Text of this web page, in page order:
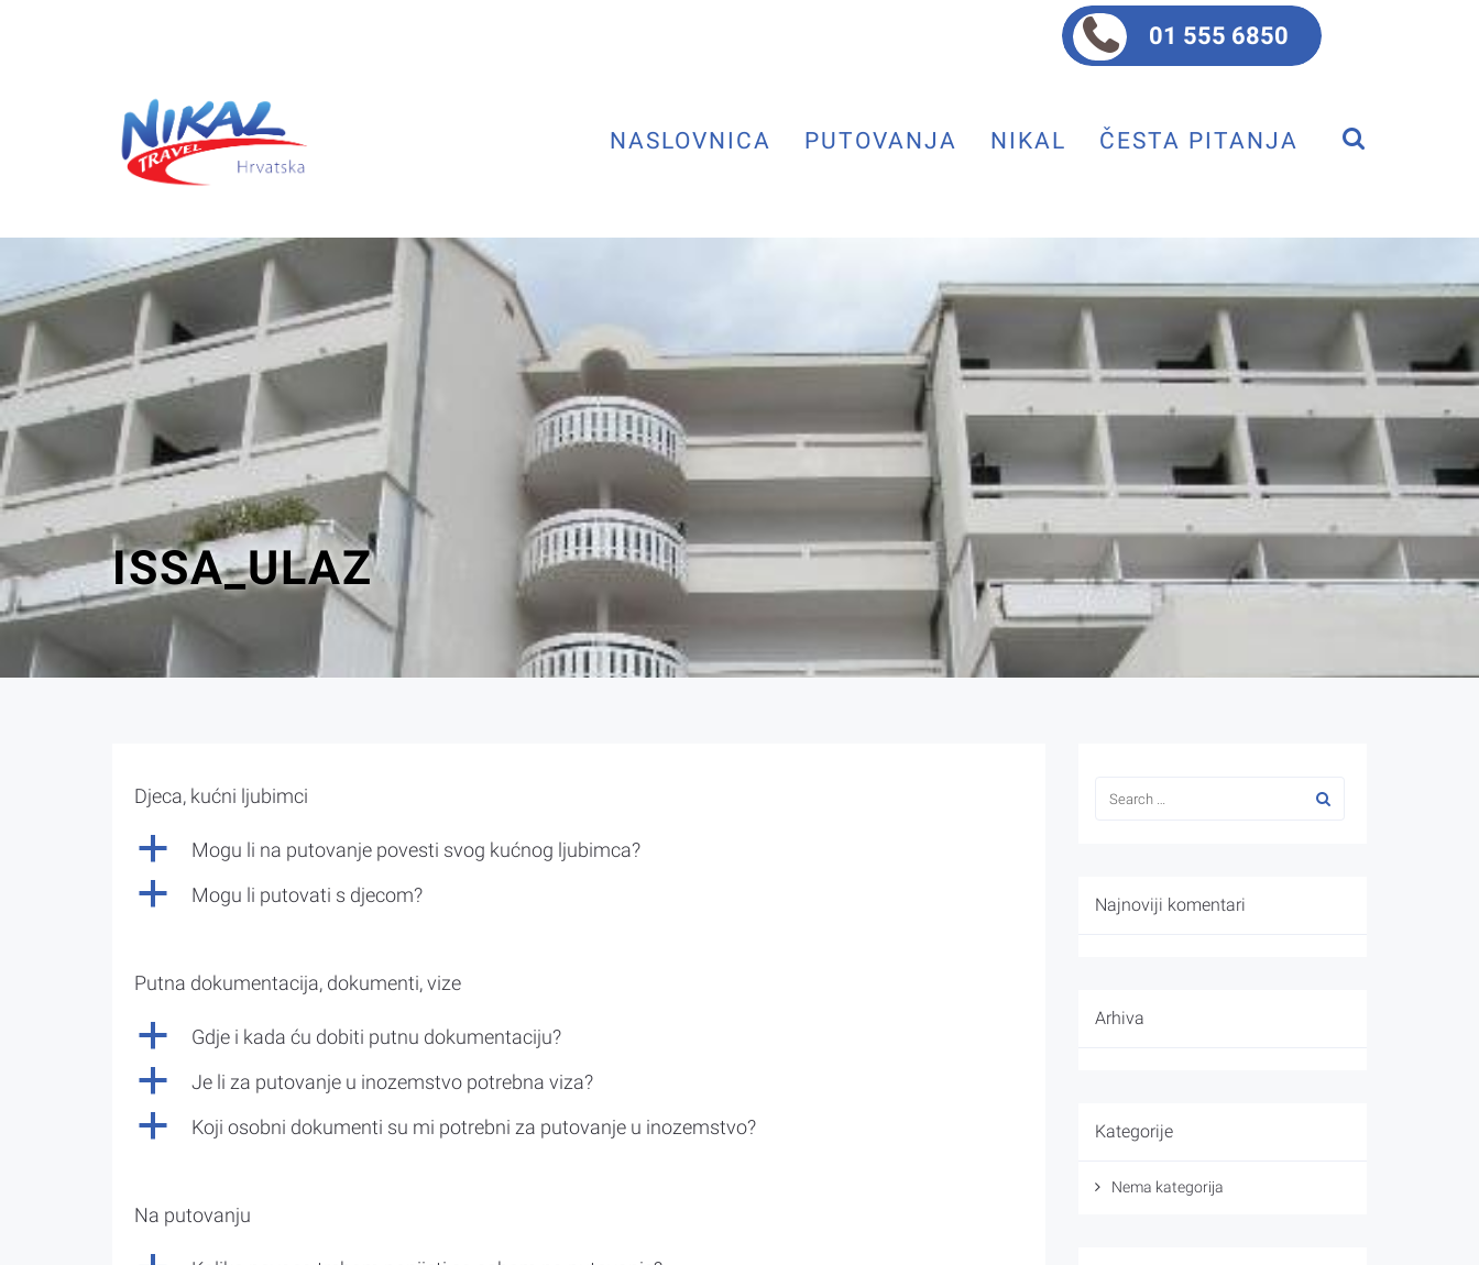
01 555 6850
NASLOVNICA PUTOVANJA NIKAL ČESTA PITANJA
ISSA_ULAZ
Djeca, kućni ljubimci
a Mogu li na putovanje povesti svog kućnog ljubimca?
a Mogu li putovati s djecom?
Putna dokumentacija, dokumenti, vize
a Gdje i kada ću dobiti putnu dokumentaciju?
a Je li za putovanje u inozemstvo potrebna viza?
a Koji osobni dokumenti su mi potrebni za putovanje u inozemstvo?
Na putovanju
Najnoviji komentari
Arhiva
Kategorije
Nema kategorija